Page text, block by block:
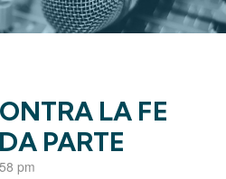
LA FE
PARTE
pm